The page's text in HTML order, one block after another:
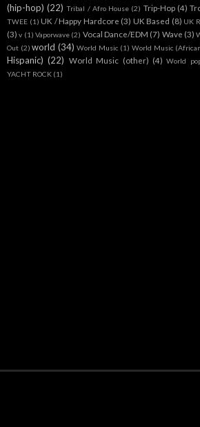
(hip-hop) (22) Tribal / Afro House (2) Trip-Hop (4)
TWEE (1) UK / Happy Hardcore (3) UK Based (8) UK
(3) v (1) Vaporwave (2) Vocal Dance/EDM (7) Wave (3)
Out (2) world (34) World Music (1) World Music
Hispanic) (22) World Music (other) (4) World
YACHT ROCK (1)